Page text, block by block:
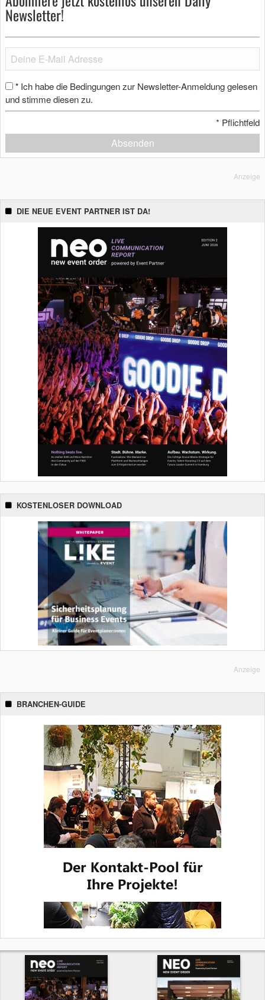
Newsletter!
* Ich habe die Bedingungen zur Newsletter-Anmeldung gelesen
und stimme diesen zu.
* Pflichtfeld
Absenden
Anzeige
DIE NEUE EVENT PARTNER IST DA!
KOSTENLOSER DOWNLOAD
Anzeige
BRANCHEN-GUIDE